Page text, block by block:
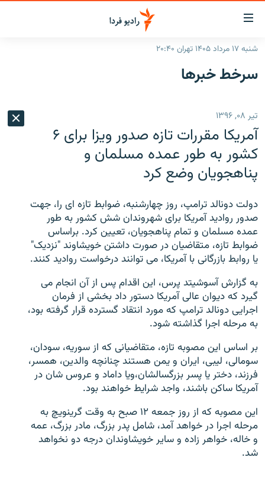
لینک‌های
قابلیت
دسترسی
بازگشت
اصلی
رفتن
به
صفحه
جستجو
ایران
رادیو
انتخاب کنید و بشنوید
برنامه‌های رادیویی
پادکست
چندرسانه‌ای
گزارش‌های ویدئویی
English
به ما بپیوندید
شنبه ۱۷ مرداد ۱۴۰۵ تهران ۲۰:۴۰
سرخط‌ خبرها
تیر ۰۸, ۱۳۹۶
آمریکا مقررات تازه صدور ویزا برای ۶
کشور به طور عمده مسلمان و
پناهجویان وضع کرد
دولت دونالد ترامپ، روز چهارشنبه، ضوابط تازه ای را، جهت
صدور روادید آمریکا برای شهروندان شش کشور به طور
عمده مسلمان و تمام پناهجویان، تعیین کرد. براساس
ضوابط تازه، متقاضیان در صورت داشتن خویشاوند "نزدیک"
یا روابط بازرگانی با آمریکا، می توانند درخواست روادید کنند.
به گزارش آسوشیتد پرس، این اقدام پس از آن انجام می
گیرد که دیوان عالی آمریکا دستور داد بخشی از فرمان
اجرایی دونالد ترامپ که مورد انتقاد گسترده قرار گرفته بود،
به مرحله اجرا گذاشته شود.
بر اساس این مصوبه تازه، متقاضیانی که از سوریه، سودان،
سومالی، لیبی،‌ ایران و یمن هستند چنانچه والدین، همسر،
فرزند، دختر یا پسر بزرگسالشان،ویا داماد و عروس شان در
آمریکا ساکن باشند،‌ واجد شرایط خواهند بود.
این مصوبه که از روز جمعه ۱۲ صبح به وقت گرینویچ به
مرحله اجرا در خواهد آمد، شامل پدر بزرگ، مادر بزرگ، عمه
و خاله، خواهر زاده و سایر خویشاوندان درجه دو نخواهد
شد.